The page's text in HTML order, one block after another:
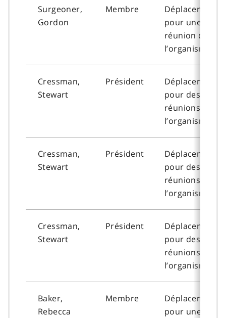
Surgeoner,
Gordon
Membre
Déplacement
pour une
réunion de
l’organisme
Cressman,
Stewart
Président
Déplacement
pour des
réunions de
l’organisme
Cressman,
Stewart
Président
Déplacement
pour des
réunions de
l’organisme
Cressman,
Stewart
Président
Déplacement
pour des
réunions de
l’organisme
Baker,
Rebecca
Membre
Déplacement
pour une